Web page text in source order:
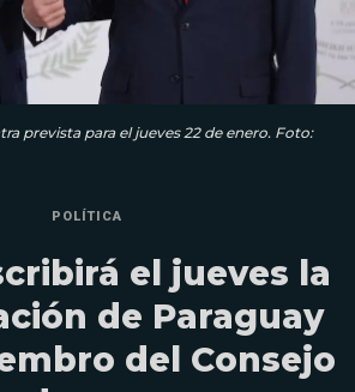
prevista para el jueves 22 de enero. Foto:
POLÍTICA
el jueves la
de Paraguay
del Consejo